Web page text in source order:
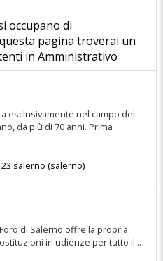
occupano di
pagina troverai un
in Amministrativo
esclusivamente nel campo del
da più di 70 anni. Prima
salerno (salerno)
di Salerno offre la propria
in udienze per tutto il...